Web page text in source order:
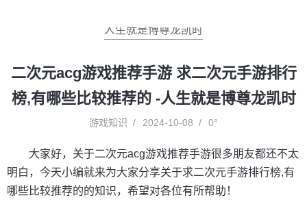
人生就是博尊龙凯时
二次元acg游戏推荐手游 求二次元手游排行
榜,有哪些比较推荐的 -人生就是博尊龙凯时
游戏知识 2024-10-08 0°
大家好，关于二次元acg游戏推荐手游很多朋友都还不太
明白，今天小编就来为大家分享关于求二次元手游排行榜,有
哪些比较推荐的的知识，希望对各位有所帮助！